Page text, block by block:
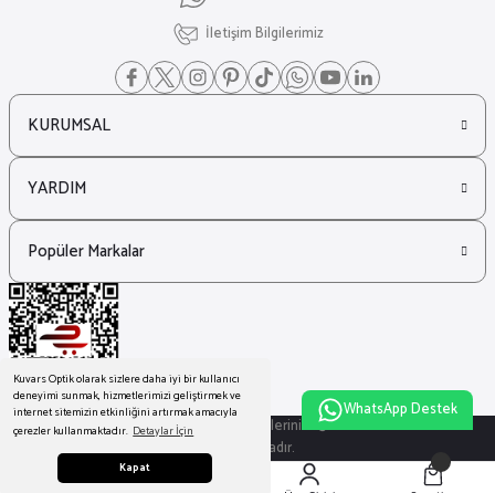
Kuvars Optik olarak sizlere daha iyi bir kullanıcı
deneyimi sunmak, hizmetlerimizi geliştirmek ve
internet sitemizin etkinliğini artırmak amacıyla
çerezler kullanmaktadır. Detaylar İçin
Kapat
İletişim Bilgilerimiz
KURUMSAL
YARDIM
Popüler Markalar
© Tüm Hakları Saklıdır. Kredi kartı bilgileriniz 256bit SSL sertifikası ile
korunmaktadır.
WhatsApp Destek
ile